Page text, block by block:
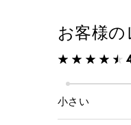
お客様の
小さい